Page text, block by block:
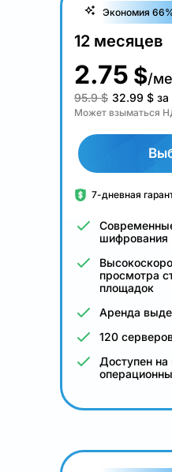
Экономия
12 месяцев
2.75 $/
95.9 $ 32.99 $
Может взыматься
7-дневная
шифрования
просмотра
площадок
Аренда
120
Доступен